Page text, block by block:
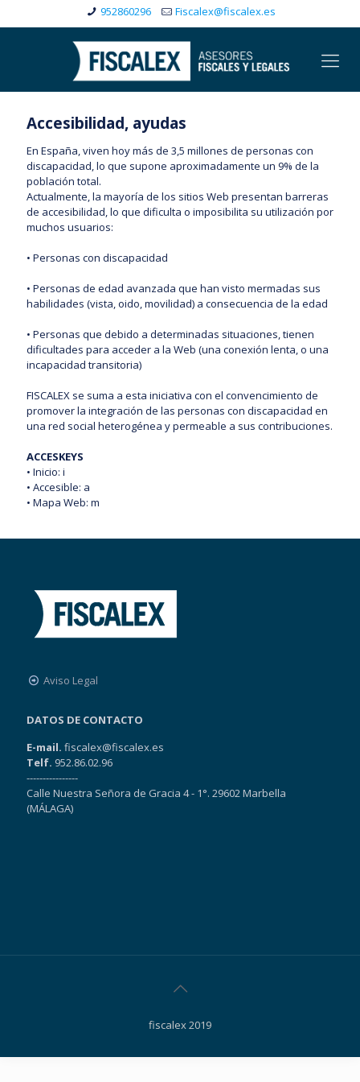
952860296 Fiscalex@fiscalex.es
Accesibilidad, ayudas
En España, viven hoy más de 3,5 millones de personas con
discapacidad, lo que supone aproximadamente un 9% de la
población total.
Actualmente, la mayoría de los sitios Web presentan barreras
de accesibilidad, lo que dificulta o imposibilita su utilización por
muchos usuarios:
• Personas con discapacidad
• Personas de edad avanzada que han visto mermadas sus
habilidades (vista, oido, movilidad) a consecuencia de la edad
• Personas que debido a determinadas situaciones, tienen
dificultades para acceder a la Web (una conexión lenta, o una
incapacidad transitoria)
FISCALEX se suma a esta iniciativa con el convencimiento de
promover la integración de las personas con discapacidad en
una red social heterogénea y permeable a sus contribuciones.
ACCESKEYS
• Inicio: i
• Accesible: a
• Mapa Web: m
Aviso Legal
DATOS DE CONTACTO
E-mail. fiscalex@fiscalex.es
Telf. 952.86.02.96
----------------
Calle Nuestra Señora de Gracia 4 - 1°. 29602 Marbella
(MÁLAGA)
fiscalex 2019